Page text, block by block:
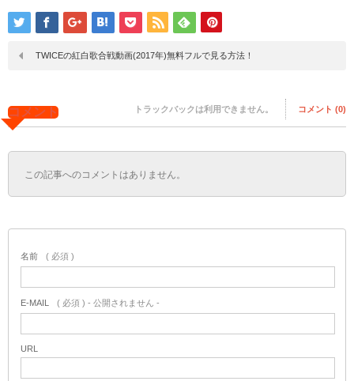
TWICEの紅白歌合戦動画(2017年)無料フルで見る方法！
コメント トラックバックは利用できません。 コメント (0)
この記事へのコメントはありません。
名前 ( 必須 )
E-MAIL ( 必須 ) - 公開されません -
URL